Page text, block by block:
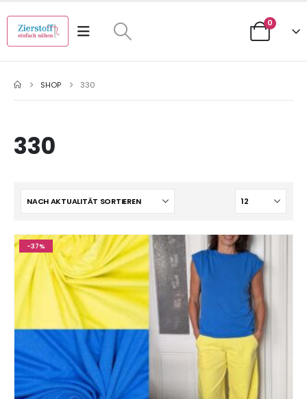
0
SHOP 330
330
-37%